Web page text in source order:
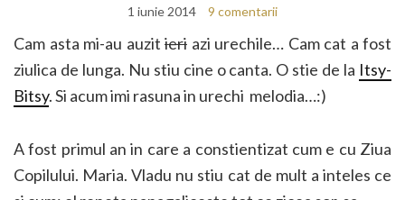
1 iunie 2014 9 comentarii
Cam asta mi-au auzit ieri azi urechile… Cam cat a fost
ziulica de lunga. Nu stiu cine o canta. O stie de la Itsy-
Bitsy. Si acum imi rasuna in urechi melodia…:)
A fost primul an in care a constientizat cum e cu Ziua
Copilului. Maria. Vladu nu stiu cat de mult a inteles ce